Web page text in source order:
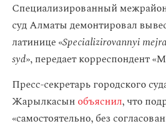
Специализированный
суд Алматы демонтировал
латинице «Specializirovannyi
syd», передает корреспондент
Пресс-секретарь городского
Жарылкасын объяснил, что
«самостоятельно, без